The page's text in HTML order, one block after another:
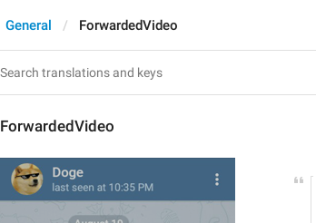
General ForwardedVideo
ForwardedVideo